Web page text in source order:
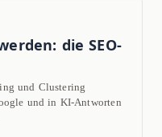
die SEO-
und Clustering
und in KI-Antworten